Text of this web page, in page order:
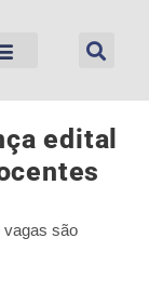
edital
vagas são